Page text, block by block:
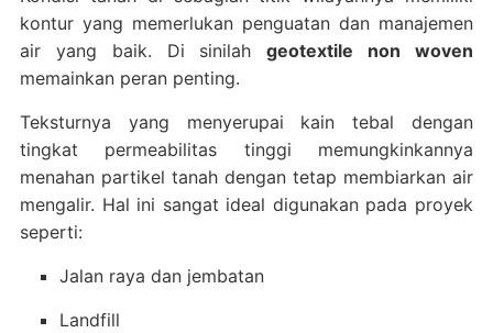
kontur yang memerlukan penguatan dan manajemen
air yang baik. Di sinilahgeotextile non woven
memainkan peran penting.
Teksturnya yang menyerupai kain tebal dengan
tingkat permeabilitas tinggi memungkinkannya
menahan partikel tanah dengan tetap membiarkan air
mengalir. Hal ini sangat ideal digunakan pada proyek
seperti:
Jalan raya dan jembatan
Landfill